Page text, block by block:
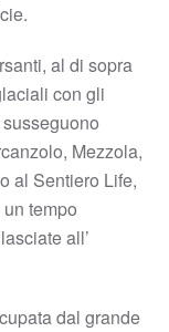
al di sopra
con gli
Mezzola,
al Sentiero Life,
tempo
all’
dal grande